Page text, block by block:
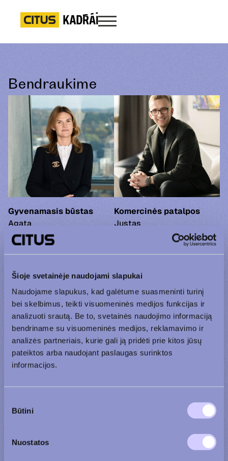
Šioje svetainėje naudojami slapukai
Naudojame slapukus, kad galėtume suasmeninti turinį
bei skelbimus, teikti visuomeninės medijos funkcijas ir
analizuoti srautą. Be to, svetainės naudojimo informaciją
bendriname su visuomeninės medijos, reklamavimo ir
analizės partneriais, kurie gali ją pridėti prie kitos jūsų
pateiktos arba naudojant paslaugas surinktos
informacijos.
pasirinkimas
Būtini
Nuostatos
Bendraukime
Gyvenamasis būstas
Agata
+370 600 90 110
Komercinės patalpos
Justas
+370 656 39 742
Vardas ir pavardė
El. paštas